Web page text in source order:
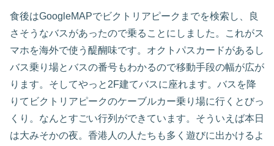
食後はGoogleMAPでビクトリアピークまでを検索し、良
さそうなバスがあったので乗ることにしました。これがス
マホを海外で使う醍醐味です。オクトパスカードがあるし
バス乗り場とバスの番号もわかるので移動手段の幅が広が
ります。そしてやっと2F建てバスに座れます。バスを降
りてビクトリアピークのケーブルカー乗り場に行くとびっ
くり。なんとすごい行列ができています。そういえば本日
は大みそかの夜。香港人の人たちも多く遊びに出かけるよ